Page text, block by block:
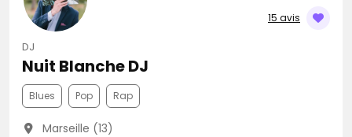
15 avis
DJ
Nuit Blanche DJ
Blues Pop Rap
Marseille (13)